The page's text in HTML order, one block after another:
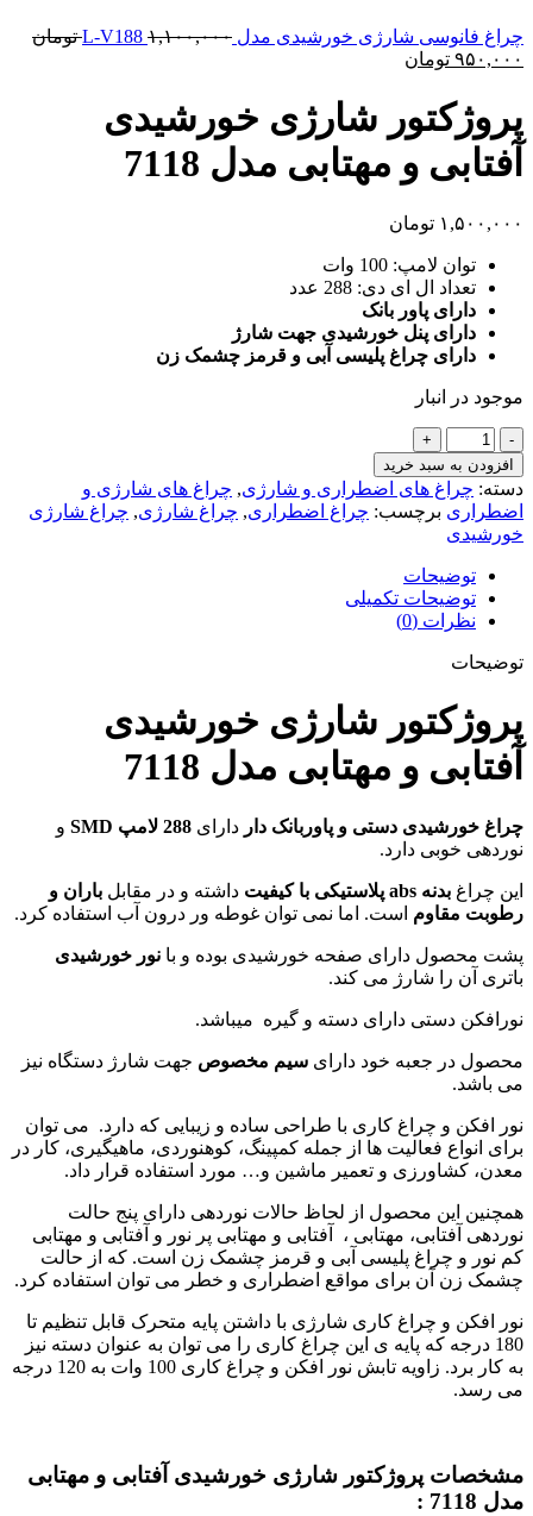
چراغ فانوسی شارژی خورشیدی مدل L-V188 ۱,۱۰۰,۰۰۰ تومان
۹۵۰,۰۰۰ تومان
۹۵۰,۰۰۰ تومان.
پروژکتور شارژی خورشیدی
آفتابی و مهتابی مدل 7118
۱,۵۰۰,۰۰۰ تومان
توان لامپ: 100 وات
تعداد ال ای دی: 288 عدد
دارای پاور بانک
دارای پنل خورشیدی جهت شارژ
دارای چراغ پلیسی آبی و قرمز چشمک زن
موجود در انبار
پروژکتور
شارژی
خورشیدی
آفتابی
و
مهتابی
مدل
7118
عدد
افزودن به سبد خرید
دسته: چراغ های اضطراری و شارژی, چراغ های شارژی و
اضطراری برچسب: چراغ اضطراری, چراغ شارژی, چراغ شارژی
خورشیدی
توضیحات
توضیحات تکمیلی
نظرات (0)
توضیحات
پروژکتور شارژی خورشیدی
آفتابی و مهتابی مدل 7118
چراغ خورشیدی دستی و پاوربانک دار دارای 288 لامپ SMD
و
نوردهی خوبی دارد.
این چراغ بدنه abs پلاستیکی با کیفیت داشته و در مقابل باران و
رطوبت مقاوم است. اما نمی توان غوطه ور درون آب استفاده کرد.
پشت محصول دارای صفحه خورشیدی بوده و با نور خورشیدی
باتری آن را شارژ می کند.
نورافکن دستی دارای دسته و گیره میباشد.
محصول در جعبه خود دارای سیم مخصوص جهت شارژ دستگاه نیز
می باشد.
نور افکن و چراغ کاری با طراحی ساده و زیبایی که دارد. می توان
برای انواع فعالیت ها از جمله کمپینگ، کوهنوردی، ماهیگیری، کار در
معدن، کشاورزی و تعمیر ماشین و… مورد استفاده قرار داد.
همچنین این محصول از لحاظ حالات نوردهی دارای پنج حالت
نوردهی آفتابی، مهتابی ، آفتابی و مهتابی پر نور و آفتابی و مهتابی
کم نور و چراغ پلیسی آبی و قرمز چشمک زن است. که از حالت
چشمک زن آن برای مواقع اضطراری و خطر می توان استفاده کرد.
نور افکن و چراغ کاری شارژی با داشتن پایه متحرک قابل تنظیم تا
180 درجه که پایه ی این چراغ کاری را می توان به عنوان دسته نیز
به کار برد. زاویه تابش نور افکن و چراغ کاری 100 وات به 120 درجه
می رسد.
مشخصات پروژکتور شارژی خورشیدی آفتابی و مهتابی
مدل 7118 :